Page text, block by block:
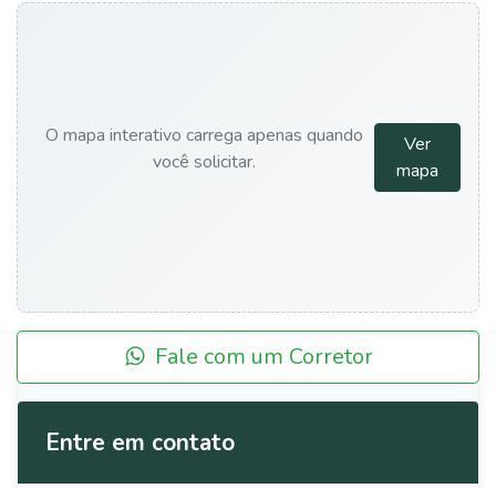
O mapa interativo carrega apenas quando
você solicitar.
Ver
mapa
Fale com um Corretor
Entre em contato